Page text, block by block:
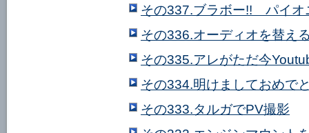
その337.ブラボー!! パイオ
その336.オーディオを替え
その335.アレがただ今
その334.明けましておめで
その333.タルガでPV撮影